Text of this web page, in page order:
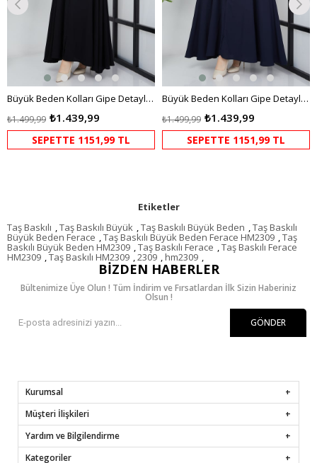
Büyük Beden Kolları Gipe Detaylı Siyah Ferace
₺1.439,99
₺1.499,99
SEPETTE 1151,99 TL
Büyük Beden Kolları Gipe Detaylı Lacivert Ferace
₺1.439,99
₺1.499,99
SEPETTE 1151,99 TL
Etiketler
Taş Baskılı
Taş Baskılı Büyük Taş Baskılı Büyük Beden Taş Baskılı
Büyük Beden Ferace Taş Baskılı Büyük Beden Ferace HM2309 Taş
Baskılı Büyük Beden HM2309 Taş Baskılı Ferace Taş Baskılı Ferace
HM2309 Taş Baskılı HM2309 2309 hm2309
BIZDEN HABERLER
Bültenimize Üye Olun ! Tüm İndirim ve Fırsatlardan İlk Sizin Haberiniz
Olsun !
GÖNDER
Kurumsal
Müşteri İlişkileri
Yardım ve Bilgilendirme
Kategoriler